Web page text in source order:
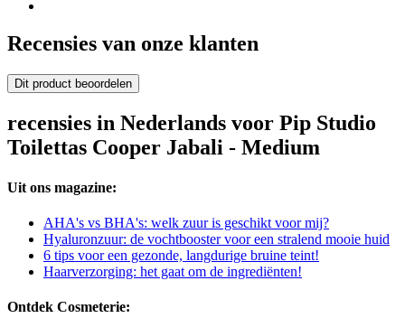
Recensies van onze klanten
Dit product beoordelen
recensies in Nederlands voor Pip Studio
Toilettas Cooper Jabali - Medium
Uit ons magazine:
AHA's vs BHA's: welk zuur is geschikt voor mij?
Hyaluronzuur: de vochtbooster voor een stralend mooie huid
6 tips voor een gezonde, langdurige bruine teint!
Haarverzorging: het gaat om de ingrediënten!
Ontdek Cosmeterie: